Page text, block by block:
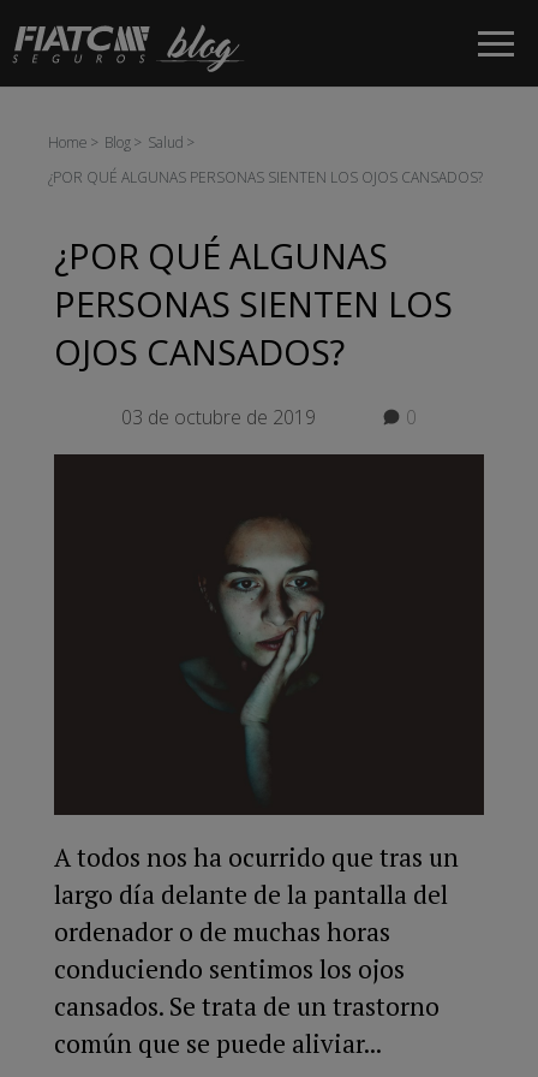
Saltar al contenido principal
Home Blog
Salud
¿POR QUÉ ALGUNAS PERSONAS SIENTEN LOS OJOS CANSADOS?
¿POR QUÉ ALGUNAS
PERSONAS SIENTEN LOS
OJOS CANSADOS?
03 de octubre de 2019 0
A todos nos ha ocurrido que tras un
largo día delante de la pantalla del
ordenador o de muchas horas
conduciendo sentimos los ojos
cansados. Se trata de un trastorno
común que se puede aliviar...